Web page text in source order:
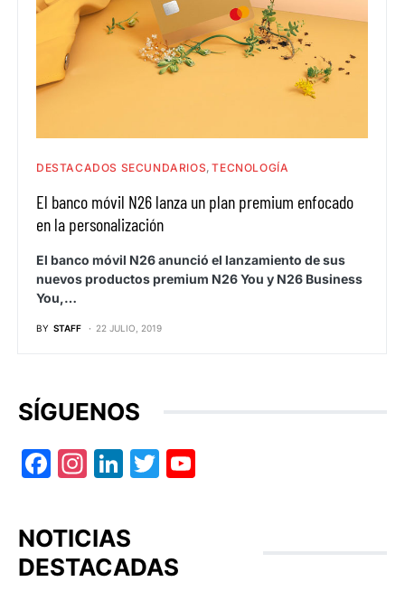
DESTACADOS SECUNDARIOS TECNOLOGÍA
El banco móvil N26 lanza un plan premium enfocado
en la personalización
El banco móvil N26 anunció el lanzamiento de sus
nuevos productos premium N26 You y N26 Business
You,…
BY STAFF 22 JULIO, 2019
SÍGUENOS
Facebook
Instagram
LinkedIn
Twitter
NOTICIAS
DESTACADAS